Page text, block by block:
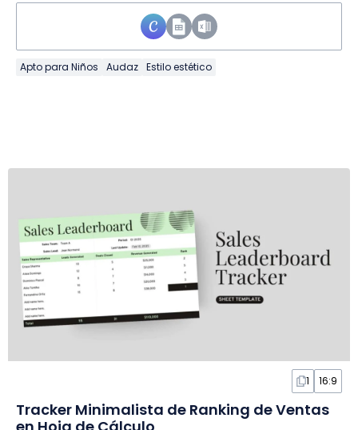
Apto para Niños Audaz Estilo estético
1 16:9
Tracker Minimalista de Ranking de Ventas